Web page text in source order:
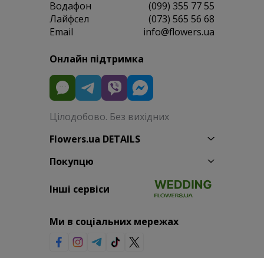
Водафон
(099) 355 77 55
Лайфсел
(073) 565 56 68
Email
info@flowers.ua
Онлайн підтримка
Цілодобово. Без вихідних
Flowers.ua DETAILS
Покупцю
Інші сервіси
Ми в соціальних мережах